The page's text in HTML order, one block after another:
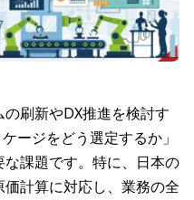
刷新やDX推進を検討す
ージをどう選定するか」
課題です。特に、日本の
計算に対応し、業務の全